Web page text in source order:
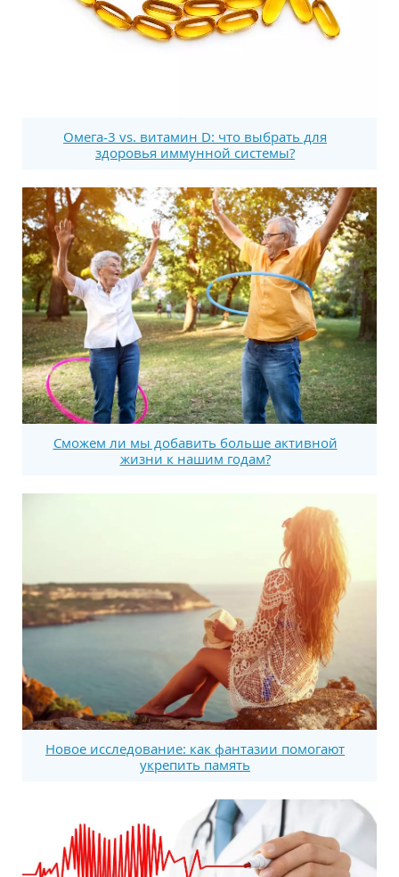
Омега-3 vs. витамин D: что выбрать для
здоровья иммунной системы?
Сможем ли мы добавить больше активной
жизни к нашим годам?
Новое исследование: как фантазии помогают
укрепить память